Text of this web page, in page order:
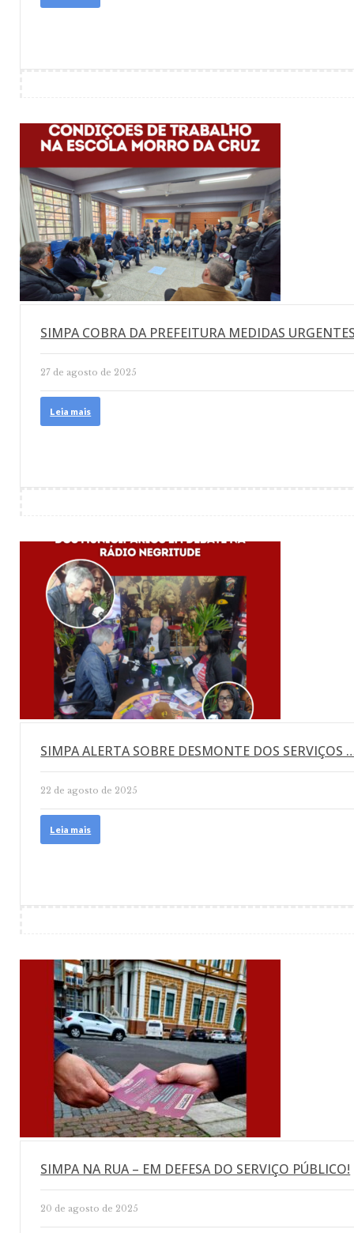
SIMPA COBRA DA PREFEITURA MEDIDAS
27 de agosto de 2025
Leia mais
SIMPA ALERTA SOBRE DESMONTE DOS SERVIÇOS
22 de agosto de 2025
Leia mais
SIMPA NA RUA – EM DEFESA DO SERVIÇO PÚBLICO!
20 de agosto de 2025